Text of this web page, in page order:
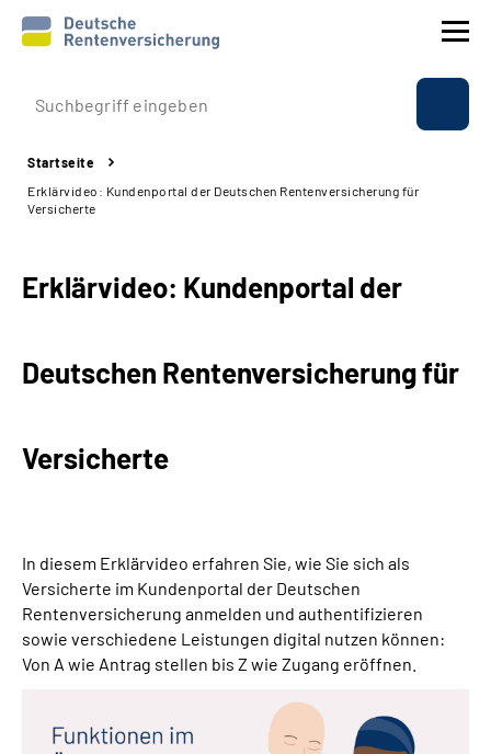
Prävention
Reha
Beratung & Kontakt
Experten
Language
Inhalte in Gebärdensprache (DGS)
Startseite
Erklärvideo: Kundenportal der Deutschen Rentenversicherung für
Versicherte
Erklärvideo: Kundenportal der
Deutschen Rentenversicherung für
Versicherte
In diesem Erklärvideo erfahren Sie, wie Sie sich als
Versicherte im Kundenportal der Deutschen
Rentenversicherung anmelden und authentifizieren
sowie verschiedene Leistungen digital nutzen können:
Von A wie Antrag stellen bis Z wie Zugang eröffnen.